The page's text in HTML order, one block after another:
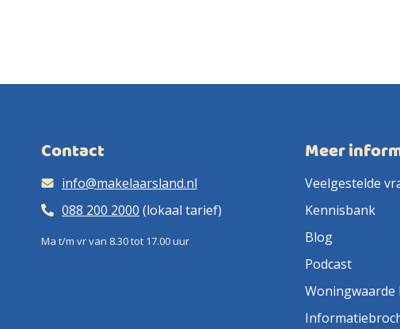
Contact
info@makelaarsland.nl
088 200 2000 (lokaal tarief)
Ma t/m vr van 8.30 tot 17.00 uur
Meer
Veelgestelde
Kennisbank
Blog
Podcast
Woningwaarde